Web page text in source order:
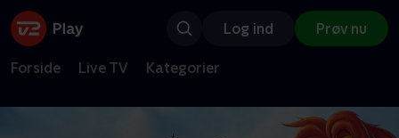
Log ind Prøv nu
Forside Live TV Kategorier